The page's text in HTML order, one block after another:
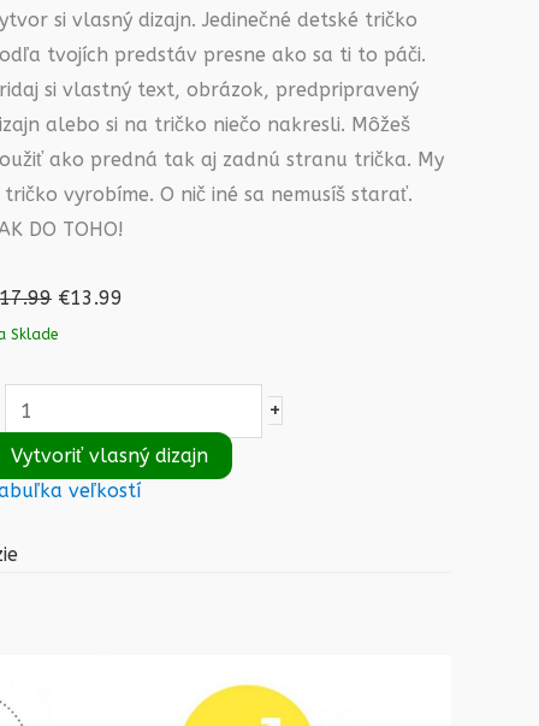
si vlasný dizajn. Jedinečné detské tričko
tvojích predstáv presne ako sa ti to páči.
si vlastný text, obrázok, predpripravený
alebo si na tričko niečo nakresli. Môžeš
ako predná tak aj zadnú stranu trička. My
vyrobíme. O nič iné sa nemusíš starať.
DO TOHO!
17.99 €13.99
Sklade
vlastný
dizajn
+
Vytvoriť vlasný dizajn
veľkostí